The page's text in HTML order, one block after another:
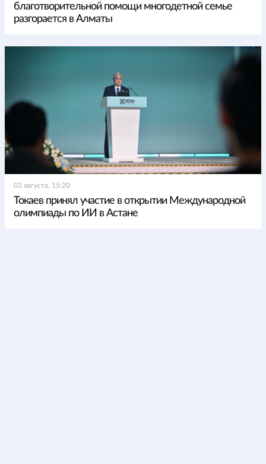
благотворительной помощи многодетной семье
разгорается в Алматы
03 августа, 15:20
Токаев принял участие в открытии Международной
олимпиады по ИИ в Астане